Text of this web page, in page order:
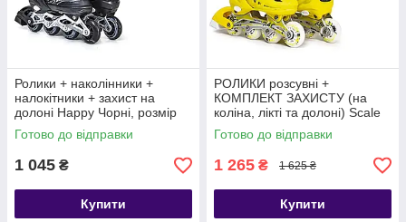
Ролики + наколінники +
налокітники + захист на
долоні Happy Чорні, розмір
29-33
Готово до відправки
1 045 ₴
Купити
РОЛИКИ розсувні +
КОМПЛЕКТ ЗАХИСТУ (на
коліна, лікті та долоні) Scale
Sports жовті, розмір 29-33
Готово до відправки
1 265 ₴ 1 625 ₴
Купити